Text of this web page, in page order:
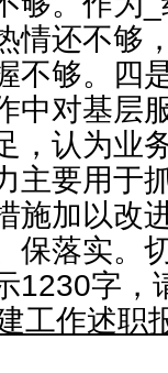
情还不够
不够。四
中对基层
，认为业
主要用于
施加以改
保落实
1230字，
工作述职